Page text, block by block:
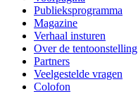
Publieksprogramma
Magazine
Verhaal insturen
Over de tentoonstelling
Partners
Veelgestelde vragen
Colofon